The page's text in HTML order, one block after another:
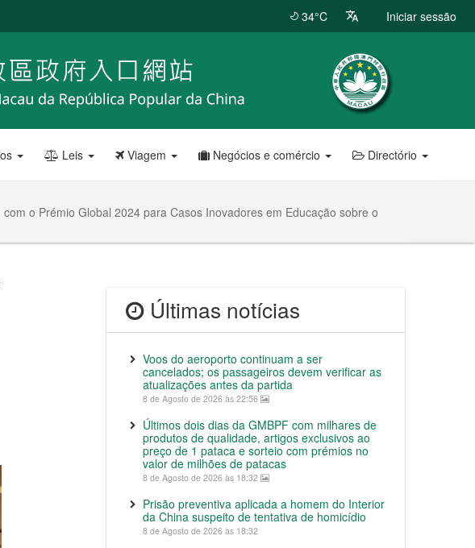
34°C Iniciar sessão
Leis Viagem Negócios e comércio Directório
o Prémio Global 2024 para Casos Inovadores em Educação sobre o
Últimas notícias
Voos do aeroporto continuam a ser
cancelados; os passageiros devem verificar as
atualizações antes da partida
8 de Agosto de 2026 às 22:56
Últimos dois dias da GMBPF com milhares de
produtos de qualidade, artigos exclusivos ao
preço de 1 pataca e sorteio com prémios no
valor de milhões de patacas
8 de Agosto de 2026 às 18:32
Prisão preventiva aplicada a homem do Interior
da China suspeito de tentativa de homicídio
8 de Agosto de 2026 às 18:32